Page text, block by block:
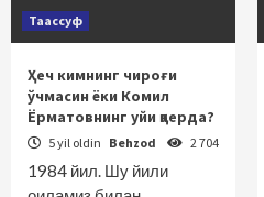
Таассуф
Ҳеч кимнинг чироғи
ўчмасин ёки Комил
Ёрматовнинг уйи қаерда?
5 yil oldin Behzod 2 704
1984 йил. Шу йили